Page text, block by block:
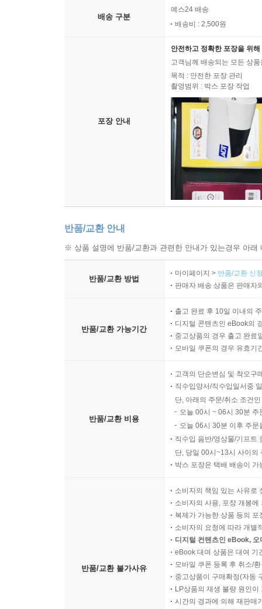
배송 구분
예스24 배송
배송비 : 2,500원
포장 안내
안전하고 정확한 포장을 위
고객님께 배송되는 모든 상
목적 : 안전한 포장 관리
촬영범위 : 박스 포장 작업
반품/교환 안내
※ 상품 설명에 반품/교환과 관련한 안내가 있는경우 아
반품/교환 방법
마이페이지 > 반품/교환 신
판매자 배송 상품은 판매자
반품/교환 가능기간
출고 완료 후 10일 이내의
디지털 콘텐츠인 eBook의
중고상품의 경우 출고 완료
모바일 쿠폰의 경우 유효기
반품/교환 비용
고객의 단순변심 및 착오구
직수입양서/직수입일서중
단, 아래의 주문/취소 조건
오늘 00시 ~ 06시 30분
오늘 06시 30분 이후 주
직수입 음반/영상물/기프트
단, 당일 00시~13시 사이의
박스 포장은 택배 배송이
반품/교환 불가사유
소비자의 책임 있는 사유로
소비자의 사용, 포장 개봉
복제가 가능한 상품 등의
소비자의 요청에 따라 개별
디지털 컨텐츠인 eBook,
eBook 대여 상품은 대여 기
모바일 쿠폰 등록 후 취소/
중고상품이 구매확정(자동
LP상품의 재생 불량 원인
시간의 경과에 의해 재판매